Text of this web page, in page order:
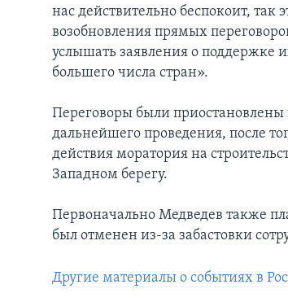
нас действительно беспокоит, так
возобновления прямых
услышать заявления о поддержке
большего числа стран».
Переговоры были приостановлены
дальнейшего проведения, после
действия моратория на
Западном берегу.
Первоначально Медведев также
был отменен из-за забастовки
Другие материалы о событиях в